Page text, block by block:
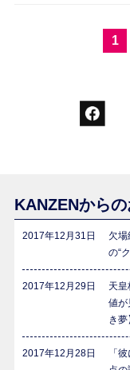
1
KANZENから
2017年12月31日
欠
の“
2017年12月29日
天
値が
き夢
2017年12月28日
「